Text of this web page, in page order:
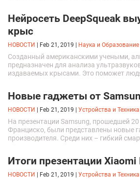
Нейросеть DeepSqueak
крыс
НОВОСТИ Feb 21, 2019 Наука и Образование
Созданный американскими учеными,
предназначен для анализа
издаваемых крысами. Это поможет
Новые гаджеты от
НОВОСТИ Feb 21, 2019 Устройства и Техника
На презентации Samsung, прошедшей
Франциско, были представлены новые
производителя. Среди них – гибкий
Итоги презентации Xiaomi
НОВОСТИ Feb 21, 2019 Устройства и Техника